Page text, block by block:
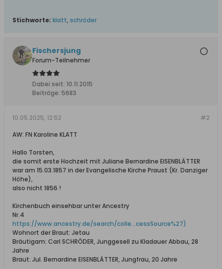
Stichworte: klatt, schröder
Fischersjung
Forum-Teilnehmer
Dabei seit: 10.11.2015
Beiträge: 5683
#2
10.05.2025, 12:52
AW: FN Karoline KLATT
Hallo Torsten,
die somit erste Hochzeit mit Juliane Bernardine EISENBLÄTTER
war am 15.03.1857 in der Evangelische Kirche Praust (Kr. Danziger
Höhe),
also nicht 1856 !
Kirchenbuch einsehbar unter Ancestry
Nr.4
https://www.ancestry.de/search/colle...cessSource%27)
Wohnort der Braut: Jetau
Bräutigam: Carl SCHRÖDER, Junggesell zu Kladauer Abbau, 28
Jahre
Braut: Jul. Bernardine EISENBLÄTTER, Jungfrau, 20 Jahre